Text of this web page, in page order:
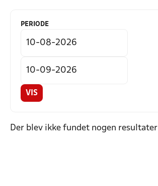
PERIODE
VIS
Der blev ikke fundet nogen resultater